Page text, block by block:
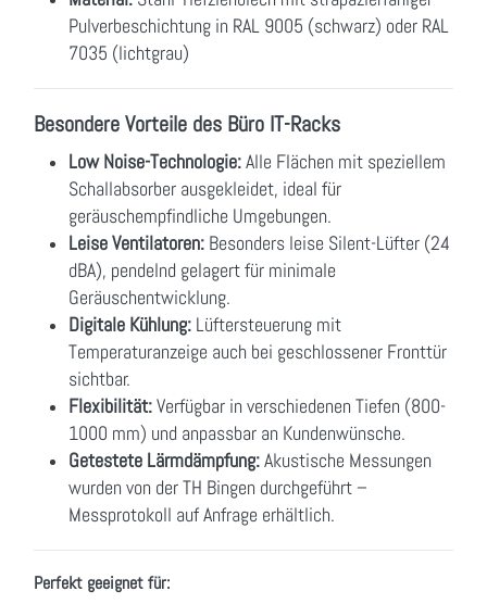
Pulverbeschichtung in RAL 9005 (schwarz) oder RAL
7035 (lichtgrau)
Besondere Vorteile des Büro IT-Racks
Low Noise-Technologie:Alle Flächen mit speziellem
Schallabsorber ausgekleidet, ideal für
geräuschempfindliche Umgebungen.
Leise Ventilatoren: Besonders leise Silent-Lüfter (24
dBA), pendelnd gelagert für minimale
Geräuschentwicklung.
Digitale Kühlung: Lüftersteuerung mit
Temperaturanzeige auch bei geschlossener Fronttür
sichtbar.
Flexibilität:Verfügbar in verschiedenen Tiefen (800-
1000 mm) und anpassbar an Kundenwünsche.
Getestete Lärmdämpfung:Akustische Messungen
wurden von der TH Bingen durchgeführt –
Messprotokoll auf Anfrage erhältlich.
Perfekt geeignet für: